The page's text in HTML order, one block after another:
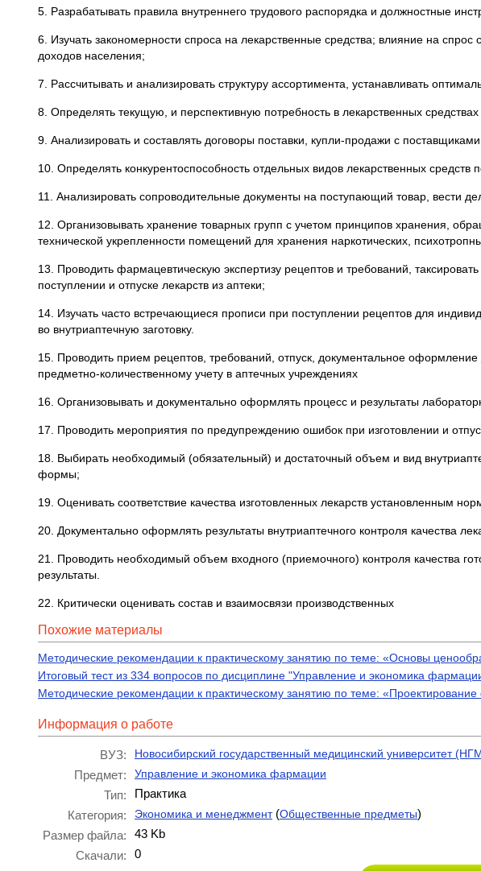
5. Разрабатывать правила внутреннего трудового распорядка и должностные
6. Изучать закономерности спроса на лекарственные средства; влияние на
доходов населения;
7. Рассчитывать и анализировать структуру ассортимента, устанавливать
8. Определять текущую, и перспективную потребность в лекарственных
9. Анализировать и составлять договоры поставки, купли-продажи с
10. Определять конкурентоспособность отдельных видов лекарственных средств
11. Анализировать сопроводительные документы на поступающий товар, вести
12. Организовывать хранение товарных групп с учетом принципов хранения,
технической укрепленности помещений для хранения наркотических,
13. Проводить фармацевтическую экспертизу рецептов и требований,
поступлении и отпуске лекарств из аптеки;
14. Изучать часто встречающиеся прописи при поступлении рецептов для
во внутриаптечную заготовку.
15. Проводить прием рецептов, требований, отпуск, документальное
предметно-количественному учету в аптечных учреждениях
16. Организовывать и документально оформлять процесс и результаты
17. Проводить мероприятия по предупреждению ошибок при изготовлении и
18. Выбирать необходимый (обязательный) и достаточный объем и вид
формы;
19. Оценивать соответствие качества изготовленных лекарств установленным
20. Документально оформлять результаты внутриаптечного контроля качества
21. Проводить необходимый объем входного (приемочного) контроля качества
результаты.
22. Критически оценивать состав и взаимосвязи производственных
Похожие материалы
Методические рекомендации к практическому занятию по теме: «Основы
Итоговый тест из 334 вопросов по дисциплине "Управление и экономика
Методические рекомендации к практическому занятию по теме:
Информация о работе
ВУЗ: Новосибирский государственный медицинский университет
Предмет: Управление и экономика фармации
Тип:
Практика
Категория:
Экономика и менеджмент(Общественные предметы)
Размер файла:
43 Kb
Скачали:
0